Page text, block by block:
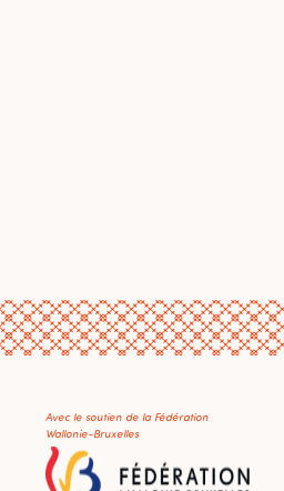
Avec le soutien de la Fédération
Wallonie-Bruxelles